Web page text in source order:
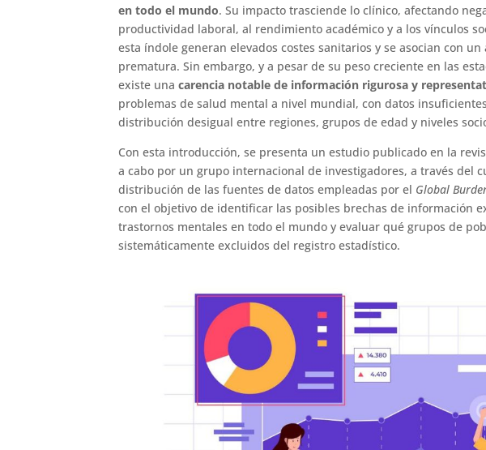
en todo el mundo. Su impacto trasciende lo clínico, afectando
productividad laboral, al rendimiento académico y a los vínculos
esta índole generan elevados costes sanitarios y se asocian con
prematura. Sin embargo, y a pesar de su peso creciente en las
existe unacarencia notable de información rigurosa y
problemas de salud mental a nivel mundial, con datos
distribución desigual entre regiones, grupos de edad y niveles
Con esta introducción, se presenta un estudio publicado en la
a cabo por un grupo internacional de investigadores, a través del
distribución de las fuentes de datos empleadas por el Global
con el objetivo de identificar las posibles brechas de información
trastornos mentales en todo el mundo y evaluar qué grupos de
sistemáticamente excluidos del registro estadístico.